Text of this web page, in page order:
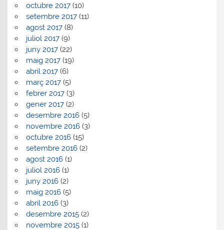
octubre 2017(10)
setembre 2017(11)
agost 2017(8)
juliol 2017(9)
juny 2017(22)
maig 2017(19)
abril 2017(6)
març 2017(5)
febrer 2017(3)
gener 2017(2)
desembre 2016(5)
novembre 2016(3)
octubre 2016(15)
setembre 2016(2)
agost 2016(1)
juliol 2016(1)
juny 2016(2)
maig 2016(5)
abril 2016(3)
desembre 2015(2)
novembre 2015(1)